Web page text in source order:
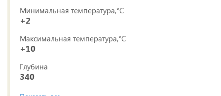
Минимальная температура,°C
+2
Максимальная температура,°C
+10
Глубина
340